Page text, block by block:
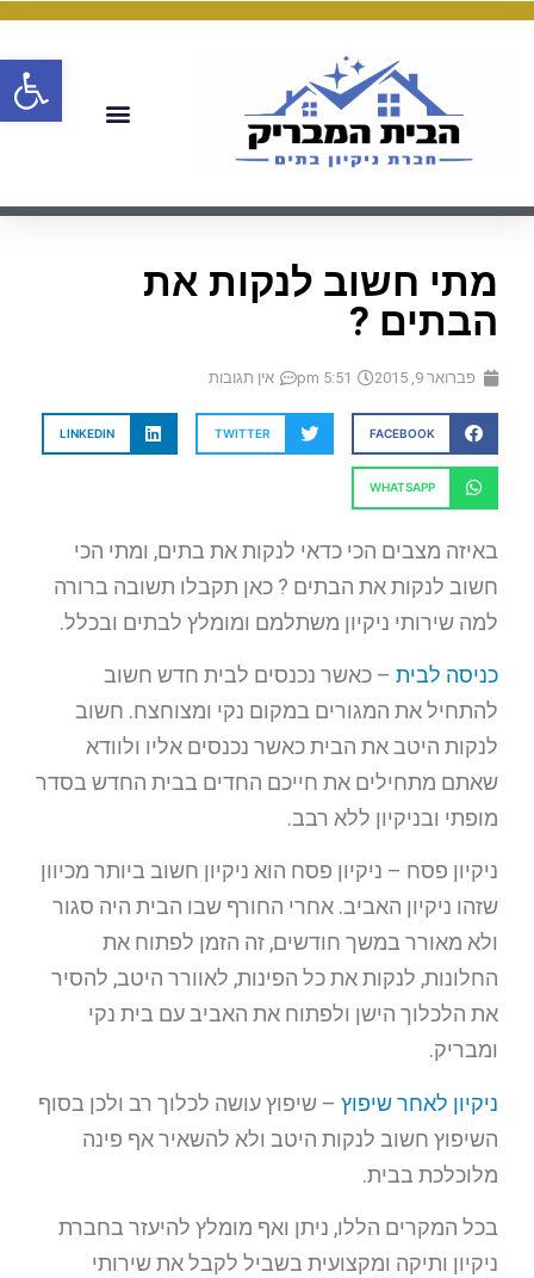
מתי חשוב לנקות את
הבתים ?
פברואר 9, 2015 5:51 pm אין תגובות
FACEBOOK
TWITTER
LINKEDIN
WHATSAPP
באיזה מצבים הכי כדאי לנקות את בתים, ומתי הכי
חשוב לנקות את הבתים ? כאן תקבלו תשובה ברורה
למה שירותי ניקיון משתלמם ומומלץ לבתים ובכלל.
כניסה לבית – כאשר נכנסים לבית חדש חשוב
להתחיל את המגורים במקום נקי ומצוחצח. חשוב
לנקות היטב את הבית כאשר נכנסים אליו ולוודא
שאתם מתחילים את חייכם החדים בבית החדש בסדר
מופתי ובניקיון ללא רבב.
ניקיון פסח – ניקיון פסח הוא ניקיון חשוב ביותר מכיוון
שזהו ניקיון האביב. אחרי החורף שבו הבית היה סגור
ולא מאורר במשך חודשים, זה הזמן לפתוח את
החלונות, לנקות את כל הפינות, לאוורר היטב, להסיר
את הלכלוך הישן ולפתוח את האביב עם בית נקי
ומבריק.
ניקיון לאחר שיפוץ – שיפוץ עושה לכלוך רב ולכן בסוף
השיפוץ חשוב לנקות היטב ולא להשאיר אף פינה
מלוכלכת בבית.
בכל המקרים הללו, ניתן ואף מומלץ להיעזר בחברת
ניקיון ותיקה ומקצועית בשביל לקבל את שירותי